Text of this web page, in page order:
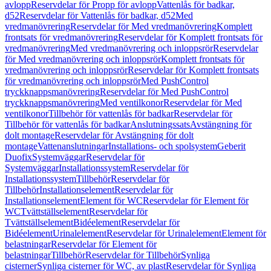
avloppReservdelar för Propp för avloppVattenlås för badkar,
d52Reservdelar för Vattenlås för badkar, d52Med
vredmanövreringReservdelar för Med vredmanövreringKomplett
frontsats för vredmanövreringReservdelar för Komplett frontsats för
vredmanövreringMed vredmanövrering och inloppsrörReservdelar
för Med vredmanövrering och inloppsrörKomplett frontsats för
vredmanövrering och inloppsrörReservdelar för Komplett frontsats
för vredmanövrering och inloppsrörMed PushControl
tryckknappsmanövreringReservdelar för Med PushControl
tryckknappsmanövreringMed ventilkonorReservdelar för Med
ventilkonorTillbehör för vattenlås för badkarReservdelar för
Tillbehör för vattenlås för badkarAnslutningssatsAvstängning för
dolt montageReservdelar för Avstängning för dolt
montageVattenanslutningarInstallations- och spolsystemGeberit
DuofixSystemväggarReservdelar för
SystemväggarInstallationssystemReservdelar för
InstallationssystemTillbehörReservdelar för
TillbehörInstallationselementReservdelar för
InstallationselementElement för WCReservdelar för Element för
WCTvättställselementReservdelar för
TvättställselementBidéelementReservdelar för
BidéelementUrinalelementReservdelar för UrinalelementElement för
belastningarReservdelar för Element för
belastningarTillbehörReservdelar för TillbehörSynliga
cisternerSynliga cisterner för WC, av plastReservdelar för Synliga